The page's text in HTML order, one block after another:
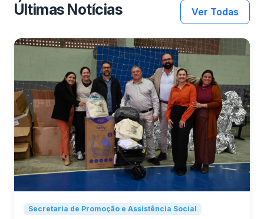
Últimas Notícias Ver Todas
Secretaria de Promoção e Assistência Social